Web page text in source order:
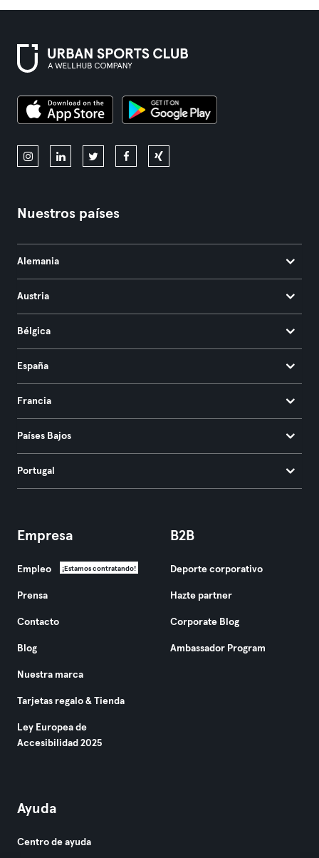
Nuestros países
Alemania
Austria
Bélgica
España
Francia
Países Bajos
Portugal
Empresa
Empleo ¡Estamos contratando!
Prensa
Contacto
Blog
Nuestra marca
Tarjetas regalo & Tienda
Ley Europea de
Accesibilidad 2025
B2B
Deporte corporativo
Hazte partner
Corporate Blog
Ambassador Program
Ayuda
Centro de ayuda